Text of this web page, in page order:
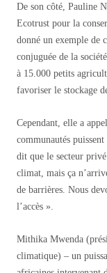
De son côté, Pauline
Ecotrust pour la
donné un exemple de
conjuguée de la
à 15.000 petits
favoriser le stockage
Cependant, elle a
communautés
dit que le secteur
climat, mais ça
de barrières. Nous
l’accès ».
Mithika Mwenda
climatique) – un